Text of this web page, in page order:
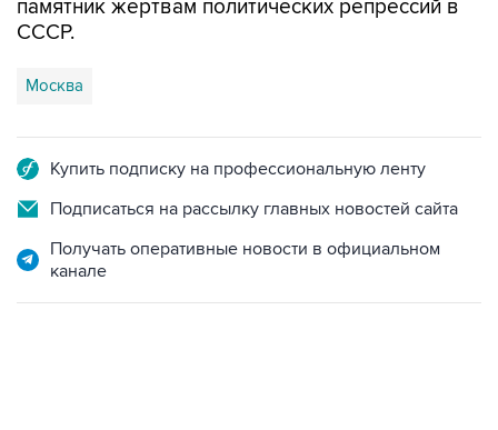
Москва
Подписаться на рассылку главных новостей сайта
Получать оперативные новости в официальном